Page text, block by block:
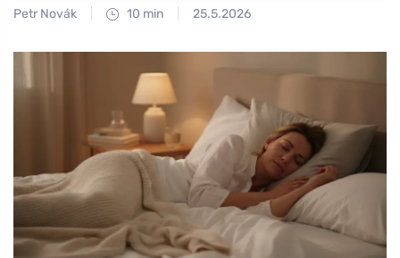
Petr Novák 10 min 25.5.2026